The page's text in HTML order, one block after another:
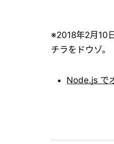
※2018年2月10
チラをドウゾ。
Node.js で